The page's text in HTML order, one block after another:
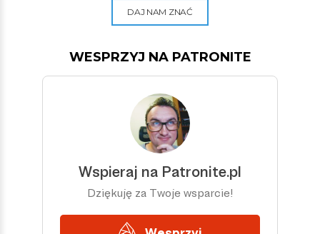
DAJ NAM ZNAĆ
WESPRZYJ NA PATRONITE